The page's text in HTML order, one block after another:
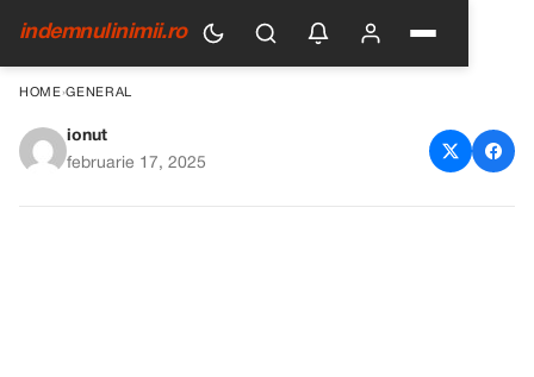
indemnulinimii.ro
HOME›GENERAL
Șoferul de autobuz a dat afară
ionut
februarie 17, 2025